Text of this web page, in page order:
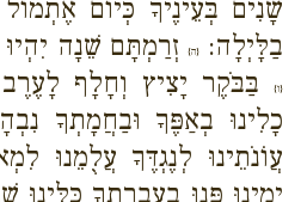
שָׁנִים בְּעֵינֶיךָ כְּיוֹם
בַלָּיְלָה:{ה} זְרַמְתָּם שֵׁנָה
{ו} בַּבֹּקֶר יָצִיץ וְחָלָף
כָלִינוּ בְאַפֶּךָ וּבַחֲמָתְךָ
עֲוֹנֹתֵינוּ לְנֶגְדֶּךָ עֲלֻמֵנוּ
יָמֵינוּ פָּנוּ בְעֶבְרָתֶךָ כִּלִּינוּ